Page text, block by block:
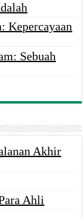
Kepercayaan
Sebuah
Akhir
Ahli